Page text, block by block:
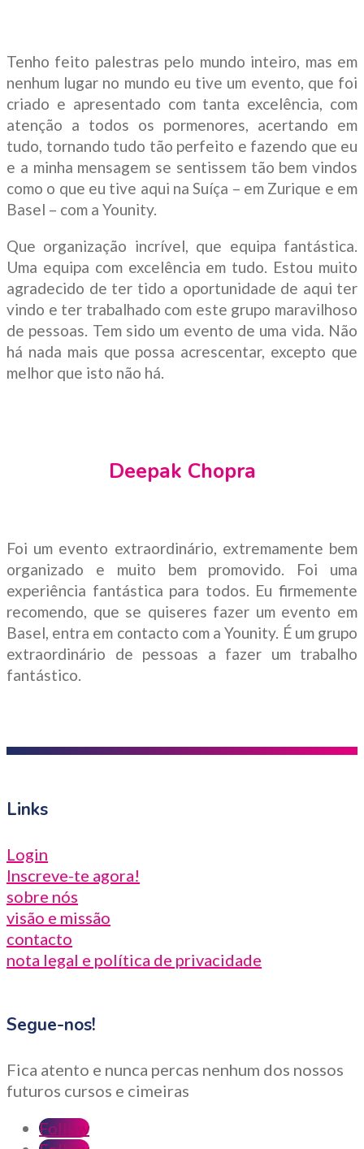
Tenho feito palestras pelo mundo inteiro, mas em
nenhum lugar no mundo eu tive um evento, que foi
criado e apresentado com tanta excelência, com
atenção a todos os pormenores, acertando em
tudo, tornando tudo tão perfeito e fazendo que eu
e a minha mensagem se sentissem tão bem vindos
como o que eu tive aqui na Suíça – em Zurique e em
Basel – com a Younity.
Que organização incrível, que equipa fantástica.
Uma equipa com excelência em tudo. Estou muito
agradecido de ter tido a oportunidade de aqui ter
vindo e ter trabalhado com este grupo maravilhoso
de pessoas. Tem sido um evento de uma vida. Não
há nada mais que possa acrescentar, excepto que
melhor que isto não há.
Deepak Chopra
Foi um evento extraordinário, extremamente bem
organizado e muito bem promovido. Foi uma
experiência fantástica para todos. Eu firmemente
recomendo, que se quiseres fazer um evento em
Basel, entra em contacto com a Younity. É um grupo
extraordinário de pessoas a fazer um trabalho
fantástico.
Links
Login
Inscreve-te agora!
sobre nós
visão e missão
contacto
nota legal e política de privacidade
Segue-nos!
Fica atento e nunca percas nenhum dos nossos
futuros cursos e cimeiras
Follow